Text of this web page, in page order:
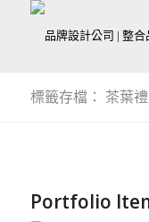
標籤存檔： 茶葉
Portfolio